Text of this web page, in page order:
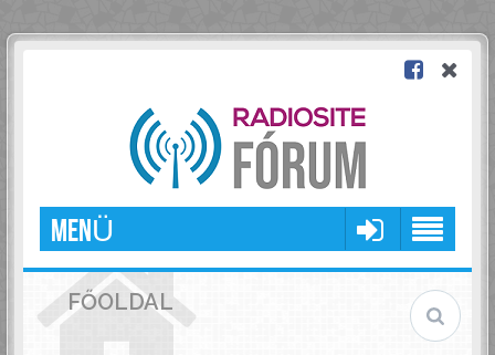
MENÜ
FŐOLDAL